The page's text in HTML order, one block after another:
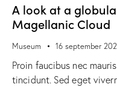
A look at a
Magellanic Cloud
Museum 16 september
Proin faucibus nec
tincidunt. Sed eget